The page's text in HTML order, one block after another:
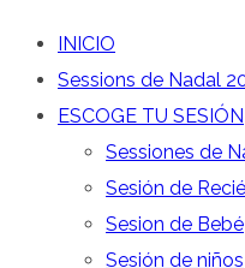
INICIO
Sessions de Nadal
ESCOGE TU SESIÓN
Sessiones de
Sesión de
Sesion de Bebé
Sesión de niños